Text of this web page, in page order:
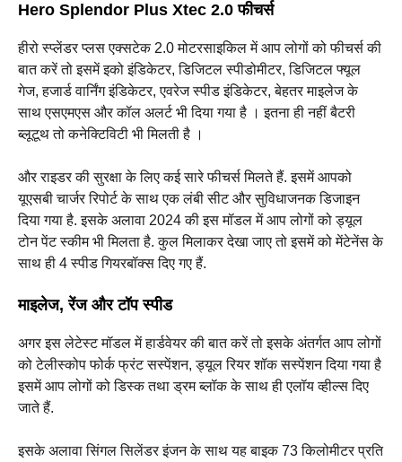
Hero Splendor Plus Xtec 2.0 फीचर्स
हीरो स्प्लेंडर प्लस एक्सटेक 2.0 मोटरसाइकिल में आप लोगों को फीचर्स की
बात करें तो इसमें इको इंडिकेटर, डिजिटल स्पीडोमीटर, डिजिटल फ्यूल
गेज, हजार्ड वार्निंग इंडिकेटर, एवरेज स्पीड इंडिकेटर, बेहतर माइलेज के
साथ एसएमएस और कॉल अलर्ट भी दिया गया है । इतना ही नहीं बैटरी
ब्लूटूथ तो कनेक्टिविटी भी मिलती है ।
और राइडर की सुरक्षा के लिए कई सारे फीचर्स मिलते हैं. इसमें आपको
यूएसबी चार्जर रिपोर्ट के साथ एक लंबी सीट और सुविधाजनक डिजाइन
दिया गया है. इसके अलावा 2024 की इस मॉडल में आप लोगों को ड्यूल
टोन पेंट स्कीम भी मिलता है. कुल मिलाकर देखा जाए तो इसमें को मेंटेनेंस के
साथ ही 4 स्पीड गियरबॉक्स दिए गए हैं.
माइलेज, रेंज और टॉप स्पीड
अगर इस लेटेस्ट मॉडल में हार्डवेयर की बात करें तो इसके अंतर्गत आप लोगों
को टेलीस्कोप फोर्क फ्रंट सस्पेंशन, ड्यूल रियर शॉक सस्पेंशन दिया गया है
इसमें आप लोगों को डिस्क तथा ड्रम ब्लॉक के साथ ही एलॉय व्हील्स दिए
जाते हैं.
इसके अलावा सिंगल सिलेंडर इंजन के साथ यह बाइक 73 किलोमीटर प्रति